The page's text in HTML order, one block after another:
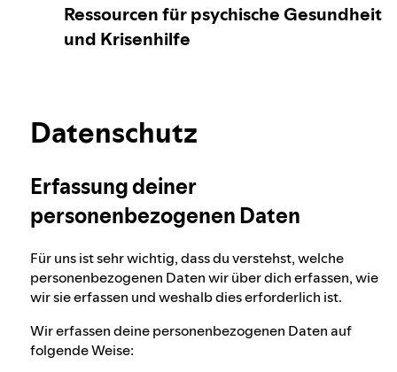
Leitfaden für Eltern und
Betreuungspersonen
Schutz der Integrität von Wahlen bei Spotify
Inhalte
Extremismus
Datenschutzeinstellungen
Ressourcen für psychische Gesundheit
und Krisenhilfe
Datenschutz
Erfassung deiner
personenbezogenen Daten
Für uns ist sehr wichtig, dass du verstehst, welche
personenbezogenen Daten wir über dich erfassen, wie
wir sie erfassen und weshalb dies erforderlich ist.
Wir erfassen deine personenbezogenen Daten auf
folgende Weise: